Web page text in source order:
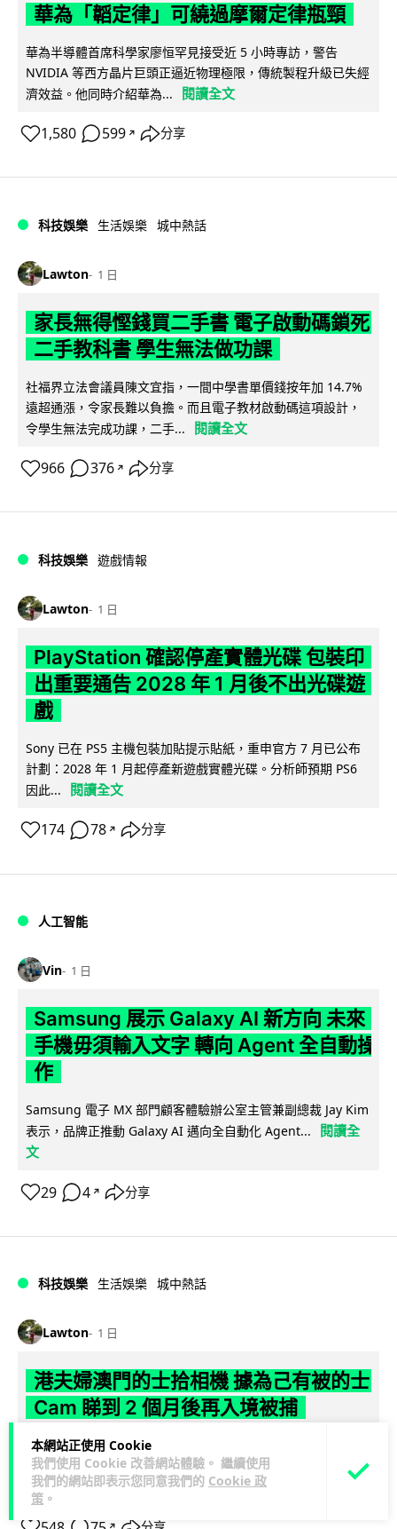
本網站正使用 Cookie
我們使用 Cookie 改善網站體驗。 繼續使用
我們的網站即表示您同意我們的 Cookie 政
策 。
華為「韜定律」可繞過摩爾定律瓶頸
華為半導體首席科學家廖恒罕見接受近 5 小時專訪，警告
NVIDIA 等西方晶片巨頭正逼近物理極限，傳統製程升級已失經
濟效益。他同時介紹華為...
閱讀全文
1,580 599 ↗ 分享
科技娛樂 生活娛樂 城中熱話
Lawton 1 日
家長無得慳錢買二手書 電子啟動碼鎖死
二手教科書 學生無法做功課
社福界立法會議員陳文宜指，一間中學書單價錢按年加 14.7%
遠超通漲，令家長難以負擔。而且電子教材啟動碼這項設計，
令學生無法完成功課，二手...
閱讀全文
966 376 ↗ 分享
科技娛樂 遊戲情報
Lawton 1 日
PlayStation 確認停產實體光碟 包裝印
出重要通告 2028 年 1 月後不出光碟遊
戲
Sony 已在 PS5 主機包裝加貼提示貼紙，重申官方 7 月已公布
計劃：2028 年 1 月起停產新遊戲實體光碟。分析師預期 PS6
因此...
閱讀全文
174 78 ↗ 分享
人工智能
Vin 1 日
Samsung 展示 Galaxy AI 新方向 未來
手機毋須輸入文字 轉向 Agent 全自動操
作
Samsung 電子 MX 部門顧客體驗辦公室主管兼副總裁 Jay Kim
表示，品牌正推動 Galaxy AI 邁向全自動化 Agent...
閱讀全
文
29 4 ↗ 分享
科技娛樂 生活娛樂 城中熱話
Lawton 1 日
港夫婦澳門的士拾相機 據為己有被的士
Cam 睇到 2 個月後再入境被捕
一對香港夫婦今年 5 月遊澳門乘的士拾獲他人遺留相機及電
池，拾遺不報並帶返香港自用。兩人本月 2 日經港珠澳大橋再
次入境澳門時，被治安警察局...
閱讀全文
↗